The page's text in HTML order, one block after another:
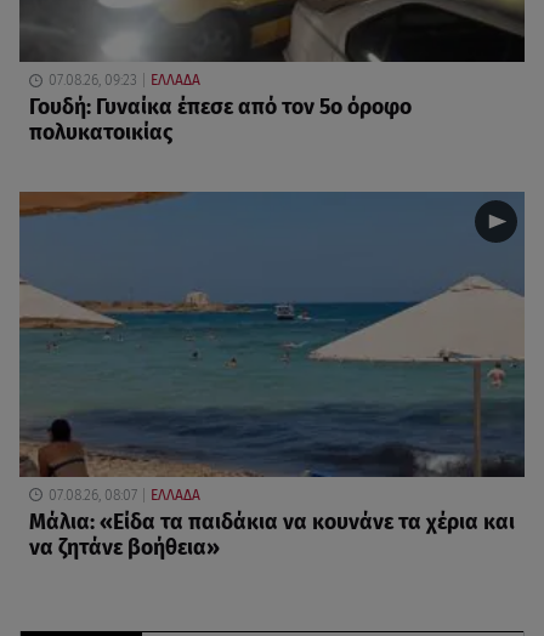
07.08.26, 09:23 ΕΛΛΑΔΑ
Γουδή: Γυναίκα έπεσε από τον 5ο όροφο
πολυκατοικίας
07.08.26, 08:07 ΕΛΛΑΔΑ
Μάλια: «Είδα τα παιδάκια να κουνάνε τα χέρια και
να ζητάνε βοήθεια»